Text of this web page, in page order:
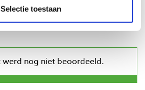
Selectie toestaan